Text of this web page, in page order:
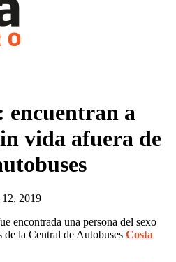
encuentran a
vida afuera de
2019
encontrada una persona del sexo
de la Central de Autobuses Costa